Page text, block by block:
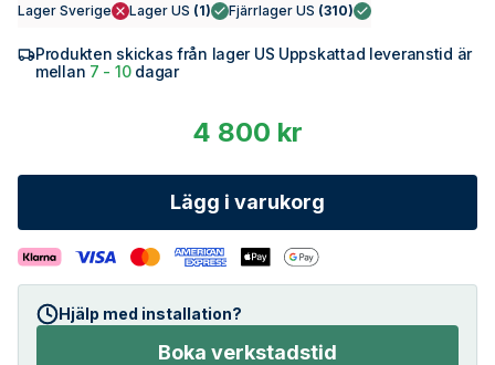
Lager Sverige Lager US (1) Fjärrlager US (310)
Produkten skickas från lager US Uppskattad leveranstid är
mellan 7 - 10dagar
4 800 kr
Lägg i varukorg
Hjälp med installation?
Boka verkstadstid